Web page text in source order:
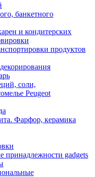
банкетного
и кондитерских
продуктов
соли,
Peugeot
Фарфор, керамика
принадлежности gadgets